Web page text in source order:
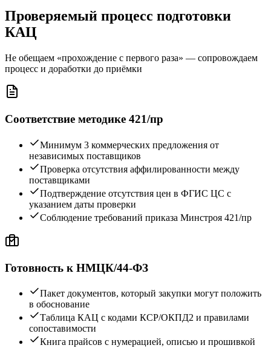
Проверяемый процесс подготовки
КАЦ
Не обещаем «прохождение с первого раза» — сопровождаем
процесс и доработки до приёмки
Соответствие методике 421/пр
Минимум 3 коммерческих предложения от
независимых поставщиков
Проверка отсутствия аффилированности между
поставщиками
Подтверждение отсутствия цен в ФГИС ЦС с
указанием даты проверки
Соблюдение требований приказа Минстроя 421/пр
Готовность к НМЦК/44-ФЗ
Пакет документов, который закупки могут положить
в обоснование
Таблица КАЦ с кодами КСР/ОКПД2 и правилами
сопоставимости
Книга прайсов с нумерацией, описью и прошивкой